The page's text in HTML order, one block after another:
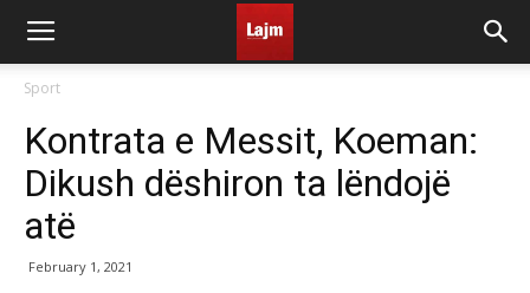
Sport
Kontrata e Messit, Koeman:
Dikush dëshiron ta lëndojë
atë
February 1, 2021